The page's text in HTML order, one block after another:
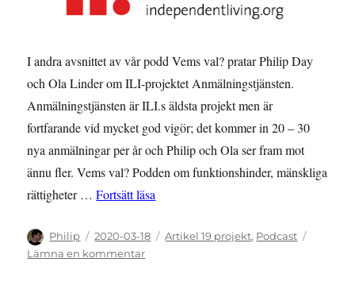
I andra avsnittet av vår podd Vems val? pratar Philip Day
och Ola Linder om ILI-projektet Anmälningstjänsten.
Anmälningstjänsten är ILI.s äldsta projekt men är
fortfarande vid mycket god vigör; det kommer in 20 – 30
nya anmälningar per år och Philip och Ola ser fram mot
ännu fler. Vems val? Podden om funktionshinder, mänskliga
rättigheter …Fortsätt läsa
Författare
Philip
Publicerat
den
2020-03-18 Kategorier
Artikel 19 projekt, Podcast
Lämna en kommentartill